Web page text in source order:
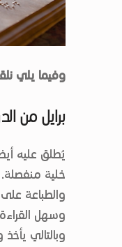
وفيما يلي
برايل من
يُطلق عليه
خلية منفصلة.
والطباعة
وسهل
وبالتالي